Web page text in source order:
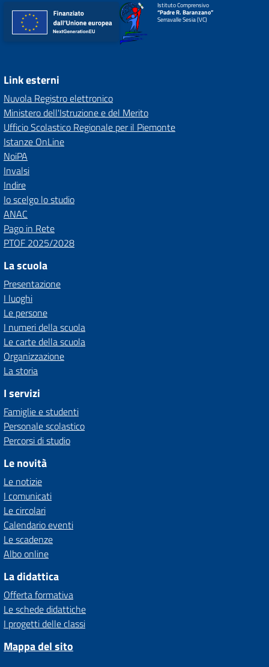
Istituto Comprensivo
“Padre R. Baranzano”
Serravalle Sesia (VC)
Link esterni
Nuvola Registro elettronico
Ministero dell'Istruzione e del Merito
Ufficio Scolastico Regionale per il Piemonte
Istanze OnLine
NoiPA
Invalsi
Indire
Io scelgo lo studio
ANAC
Pago in Rete
PTOF 2025/2028
La scuola
Presentazione
I luoghi
Le persone
I numeri della scuola
Le carte della scuola
Organizzazione
La storia
I servizi
Famiglie e studenti
Personale scolastico
Percorsi di studio
Le novità
Le notizie
I comunicati
Le circolari
Calendario eventi
Le scadenze
Albo online
La didattica
Offerta formativa
Le schede didattiche
I progetti delle classi
Mappa del sito